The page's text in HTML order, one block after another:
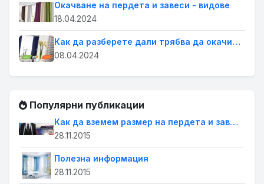
Окачване на пердета и завеси - видове
18.04.2024
Как да разберете дали трябва да окачите завеси или щори на прозорците в дома си
08.04.2024
Популярни публикации
Как да вземем размер на пердета и завеси
28.11.2015
Полезна информация
28.11.2015